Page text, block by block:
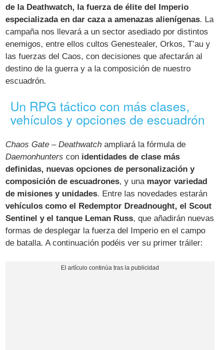
de la Deathwatch, la fuerza de élite del Imperio
especializada en dar caza a amenazas alienígenas. La
campaña nos llevará a un sector asediado por distintos
enemigos, entre ellos cultos Genestealer, Orkos, T’au y
las fuerzas del Caos, con decisiones que afectarán al
destino de la guerra y a la composición de nuestro
escuadrón.
Un RPG táctico con más clases,
vehículos y opciones de escuadrón
Chaos Gate – Deathwatch ampliará la fórmula de
Daemonhunters con identidades de clase más
definidas, nuevas opciones de personalización y
composición de escuadrones, y una mayor variedad
de misiones y unidades. Entre las novedades estarán
vehículos como el Redemptor Dreadnought, el Scout
Sentinel y el tanque Leman Russ, que añadirán nuevas
formas de desplegar la fuerza del Imperio en el campo
de batalla. A continuación podéis ver su primer tráiler: